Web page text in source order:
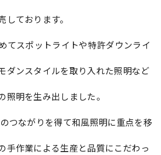
しております。
てスポットライトや特許ダウンライ
ダンスタイルを取り入れた照明など
照明を生み出しました。
つながりを得て和風照明に重点を移
手作業による生産と品質にこだわっ